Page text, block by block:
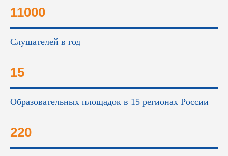
11000
Слушателей в год
15
Образовательных площадок в 15 регионах России
220